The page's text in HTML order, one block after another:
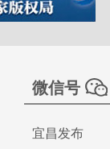
微信号
宜昌发布